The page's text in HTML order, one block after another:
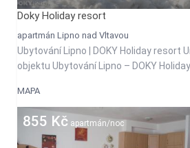
Doky Holiday resort
apartmán Lipno nad Vltavou
Ubytování Lipno | DOKY Holiday resort
objektu Ubytování Lipno – DOKY Holiday
MAPA
855 Kčapartmán/noc